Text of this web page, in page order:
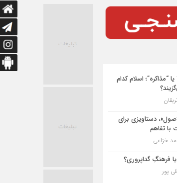
“مذاکره”؛ اسلام کدام
دستاویزی برای
با تفاهم
خزاعی
فرهنگِ گداپروری؟
پور